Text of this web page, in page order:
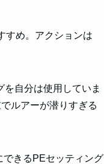
すめ。アクションは
を自分は使用していま
ルアーが潜りすぎる
できるPEセッティング